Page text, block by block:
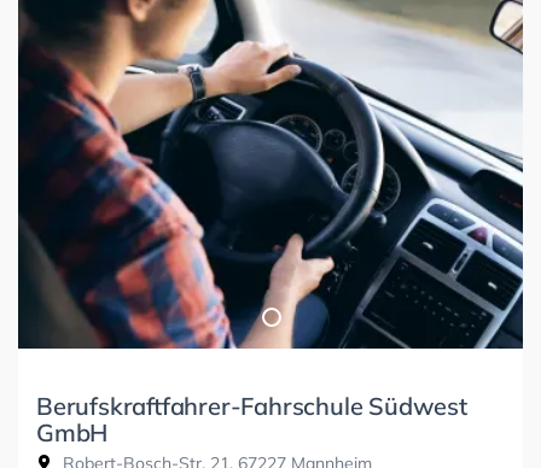
Berufskraftfahrer-Fahrschule Südwest
GmbH
Robert-Bosch-Str. 21, 67227 Mannheim